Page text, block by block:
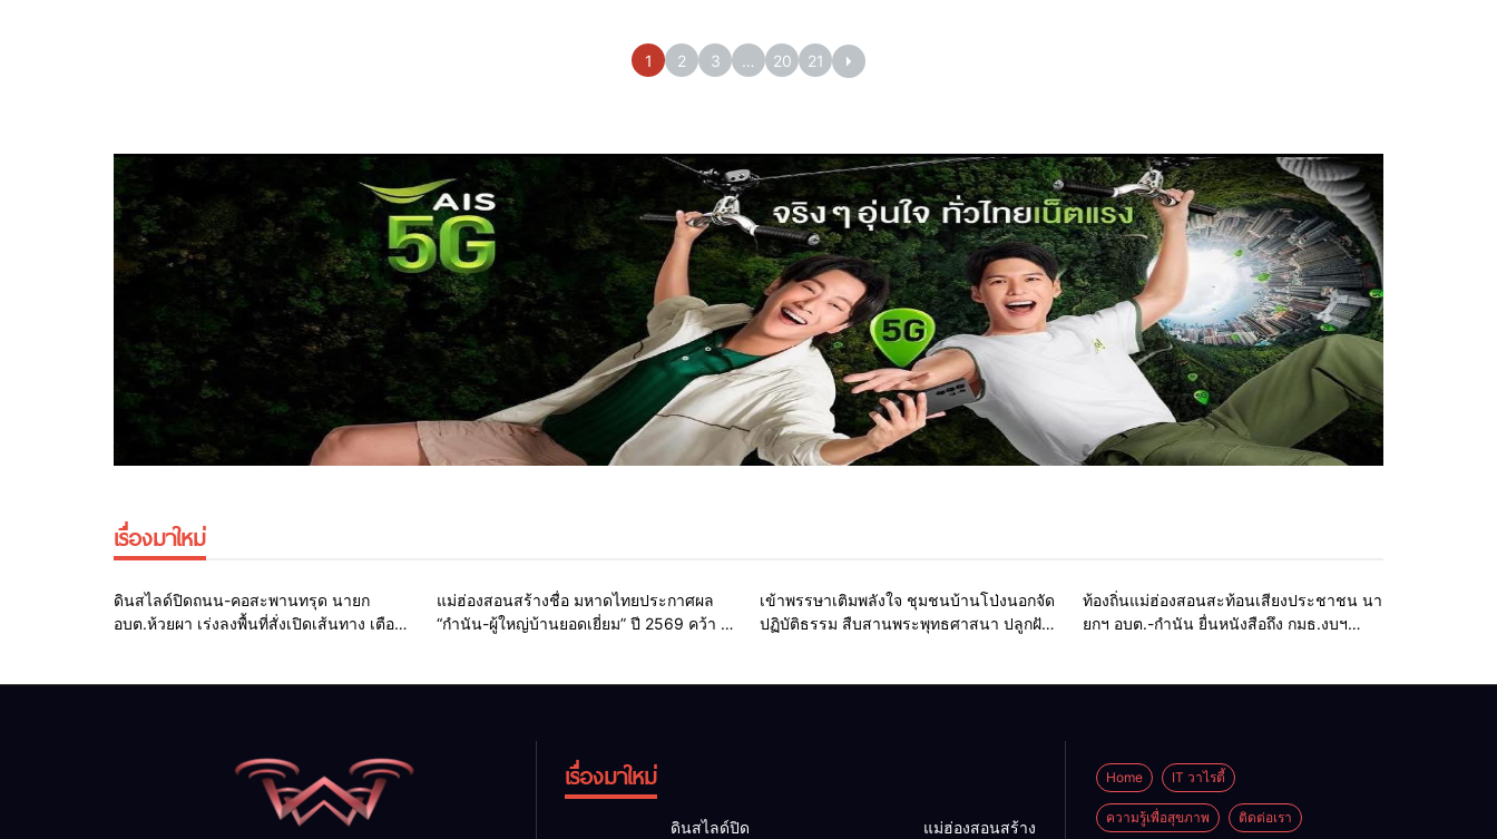
1 2 3 … 20 21
เรื่องมาใหม่
Home รอบรั้วทั่วไทย
ดินสไลด์ปิดถนน-คอสะพานทรุด นายก
อบต.ห้วยผา เร่งลงพื้นที่สั่งเปิดเส้นทาง เตือน
Home รอบรั้วทั่วไทย
แม่ฮ่องสอนสร้างชื่อ มหาดไทยประกาศผล
“กำนัน-ผู้ใหญ่บ้านยอดเยี่ยม” ปี 2569 คว้า 2
Home สายธรรมะ-พระเครื่อง
เข้าพรรษาเติมพลังใจ ชุมชนบ้านโป่งนอกจัด
ปฏิบัติธรรม สืบสานพระพุทธศาสนา ปลูกฝัง
Home รอบรั้วทั่วไทย
ท้องถิ่นแม่ฮ่องสอนสะท้อนเสียงประชาชน นา
ยกฯ อบต.-กำนัน ยื่นหนังสือถึง กมธ.งบฯ
เรื่องมาใหม่
ดินสไลด์ปิด แม่ฮ่องสอนสร้าง
Home IT วาไรตี้
ความรู้เพื่อสุขภาพ ติดต่อเรา